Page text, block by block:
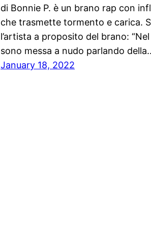
di Bonnie P. è un brano rap con
che trasmette tormento e carica.
l’artista a proposito del brano:
sono messa a nudo parlando
January 18, 2022